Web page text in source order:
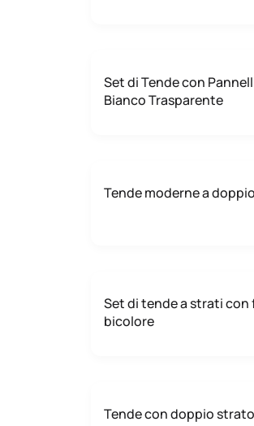
Set di Tende con
Bianco Trasparente
Tende moderne a
Set di tende a strati con
bicolore
Tende con doppio